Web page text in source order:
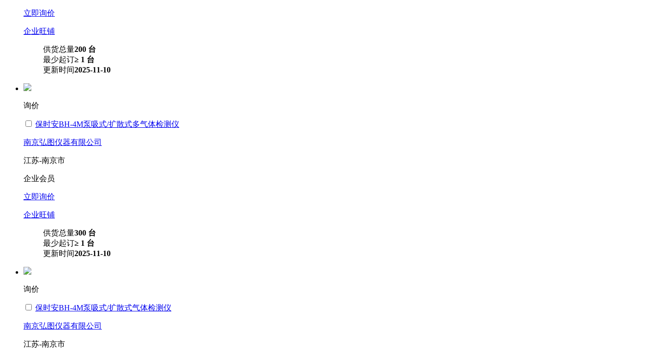
立即询价
企业旺铺
供货总量200 台
最少起订≥ 1 台
更新时间2025-11-10
询价
保时安BH-4M泵吸式/扩散式多气体检测仪
南京弘图仪器有限公司
江苏-南京市
企业会员
立即询价
企业旺铺
供货总量300 台
最少起订≥ 1 台
更新时间2025-11-10
询价
保时安BH-4M泵吸式/扩散式气体检测仪
南京弘图仪器有限公司
江苏-南京市